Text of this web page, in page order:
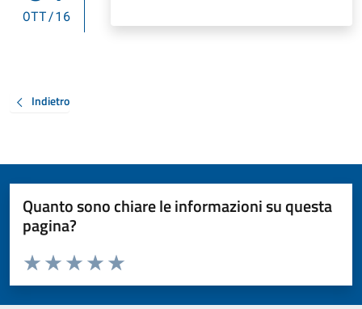
OTT/16
Indietro
Quanto sono chiare le informazioni su questa
pagina?
Valuta da 1 a 5 stelle la pagina
Valuta 5 stelle su 5
Valuta 4 stelle su 5
Valuta 3 stelle su 5
Valuta 2 stelle su 5
Valuta 1 stelle su 5